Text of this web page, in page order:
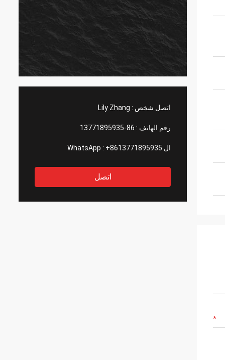
اتصل شخص : Lily Zhang
رقم الهاتف : 86-13771895935
ال WhatsApp : +8613771895935
اتصل